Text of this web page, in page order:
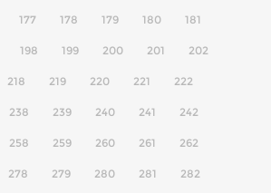
177 178 179 180 181
198 199 200 201 202
218 219 220 221 222
238 239 240 241 242
258 259 260 261 262
278 279 280 281 282